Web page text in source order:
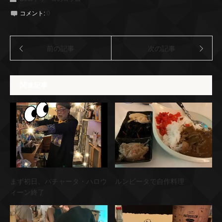
コメント: 0
前の記事 次の記事
まず初日、バチャータ・ハロウ
ィーン終了
ルンビータで自作料理